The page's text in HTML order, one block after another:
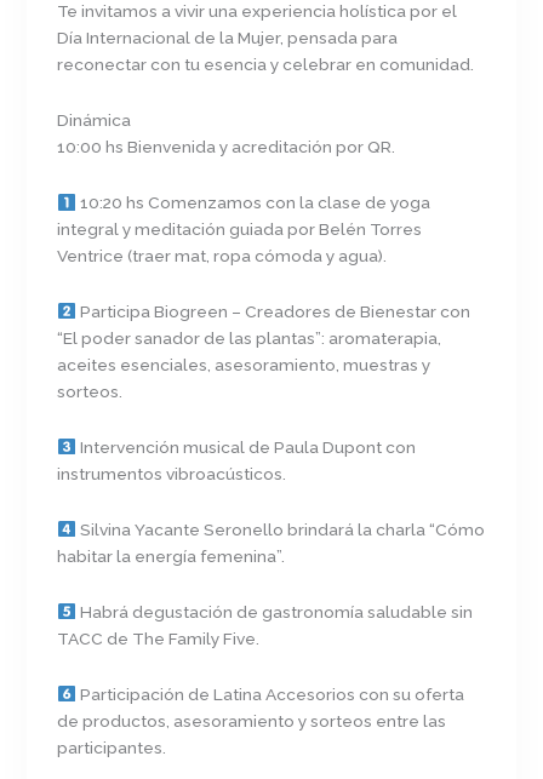
Te invitamos a vivir una experiencia holística por el
Día Internacional de la Mujer, pensada para
reconectar con tu esencia y celebrar en comunidad.
Dinámica
10:00 hs Bienvenida y acreditación por QR.
10:20 hs Comenzamos con la clase de yoga
integral y meditación guiada por Belén Torres
Ventrice (traer mat, ropa cómoda y agua).
Participa Biogreen – Creadores de Bienestar con
“El poder sanador de las plantas”: aromaterapia,
aceites esenciales, asesoramiento, muestras y
sorteos.
Intervención musical de Paula Dupont con
instrumentos vibroacústicos.
Silvina Yacante Seronello brindará la charla “Cómo
habitar la energía femenina”.
Habrá degustación de gastronomía saludable sin
TACC de The Family Five.
Participación de Latina Accesorios con su oferta
de productos, asesoramiento y sorteos entre las
participantes.